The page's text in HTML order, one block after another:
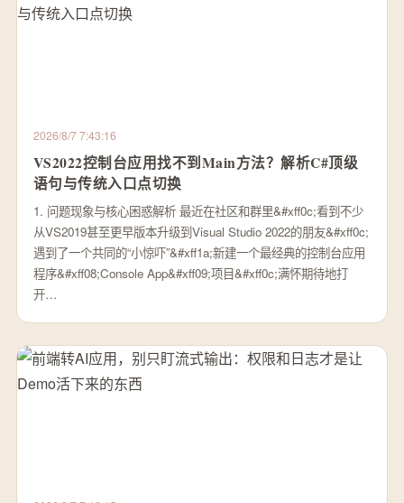
2026/8/7 7:43:16
VS2022控制台应用找不到Main方法？解析C#顶级
语句与传统入口点切换
1. 问题现象与核心困惑解析 最近在社区和群里&#xff0c;看到不少
从VS2019甚至更早版本升级到Visual Studio 2022的朋友&#xff0c;
遇到了一个共同的“小惊吓”&#xff1a;新建一个最经典的控制台应用
程序&#xff08;Console App&#xff09;项目&#xff0c;满怀期待地打
开…